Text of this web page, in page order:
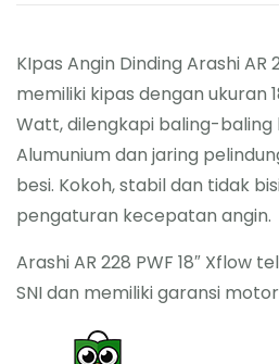
KIpas Angin Dinding Arashi AR
memiliki kipas dengan ukuran
Watt, dilengkapi baling-baling
Alumunium dan jaring
besi. Kokoh, stabil dan tidak
pengaturan kecepatan angin.
Arashi AR 228 PWF 18″ Xflow
SNI dan memiliki garansi